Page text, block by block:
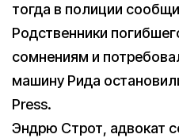
тогда в полиции
Родственники
сомнениям и
машину Рида
Press.
Эндрю Строт, адвокат